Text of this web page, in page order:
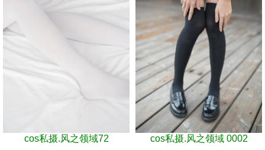
cos私摄.风之领域72 cos私摄.风之领域 0002